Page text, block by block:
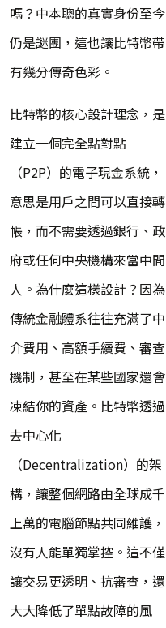
嗎？中本聰的真實身份至今
仍是謎團，這也讓比特幣帶
有幾分傳奇色彩。
比特幣的核心設計理念，是
建立一個完全點對點
（P2P）的電子現金系統，
意思是用戶之間可以直接轉
帳，而不需要透過銀行、政
府或任何中央機構來當中間
人。為什麼這樣設計？因為
傳統金融體系往往充滿了中
介費用、高額手續費、審查
機制，甚至在某些國家還會
凍結你的資產。比特幣透過
去中心化
（Decentralization）的架
構，讓整個網路由全球成千
上萬的電腦節點共同維護，
沒有人能單獨掌控。這不僅
讓交易更透明、抗審查，還
大大降低了單點故障的風